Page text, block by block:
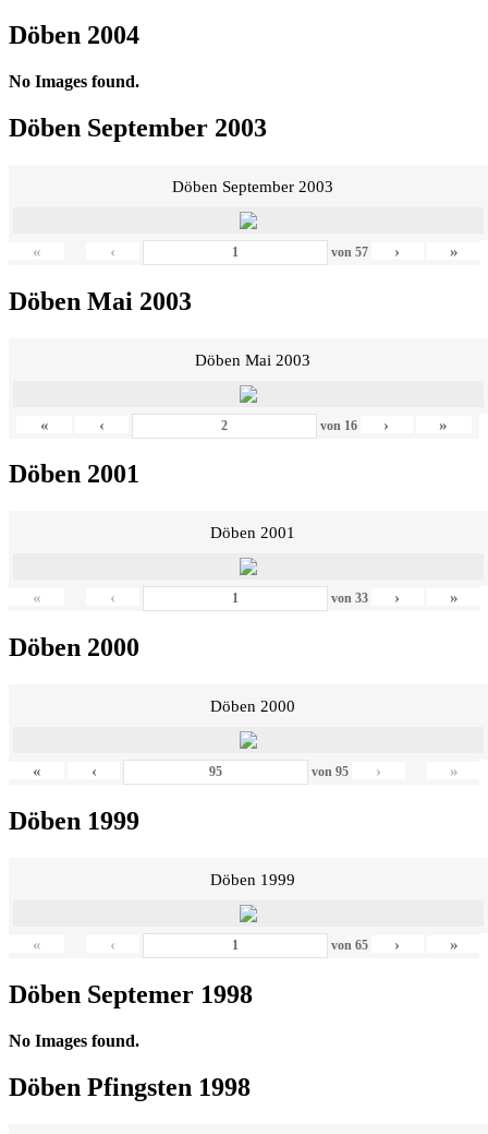
Döben 2004
No Images found.
Döben September 2003
Döben September 2003
« ‹ von 57 › »
Döben Mai 2003
Döben Mai 2003
« ‹ von 16 › »
Döben 2001
Döben 2001
« ‹ von 33 › »
Döben 2000
Döben 2000
« ‹ von95 › »
Döben 1999
Döben 1999
« ‹ von 65 › »
Döben Septemer 1998
No Images found.
Döben Pfingsten 1998